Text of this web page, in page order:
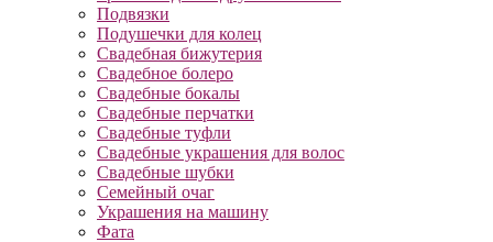
Подвязки
Подушечки для колец
Свадебная бижутерия
Свадебное болеро
Свадебные бокалы
Свадебные перчатки
Свадебные туфли
Свадебные украшения для волос
Свадебные шубки
Семейный очаг
Украшения на машину
Фата